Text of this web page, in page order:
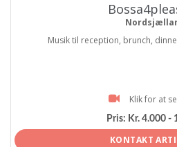
Musik til reception, brunch,
Klik for at
Pris: Kr. 4.000 -
KONTAKT